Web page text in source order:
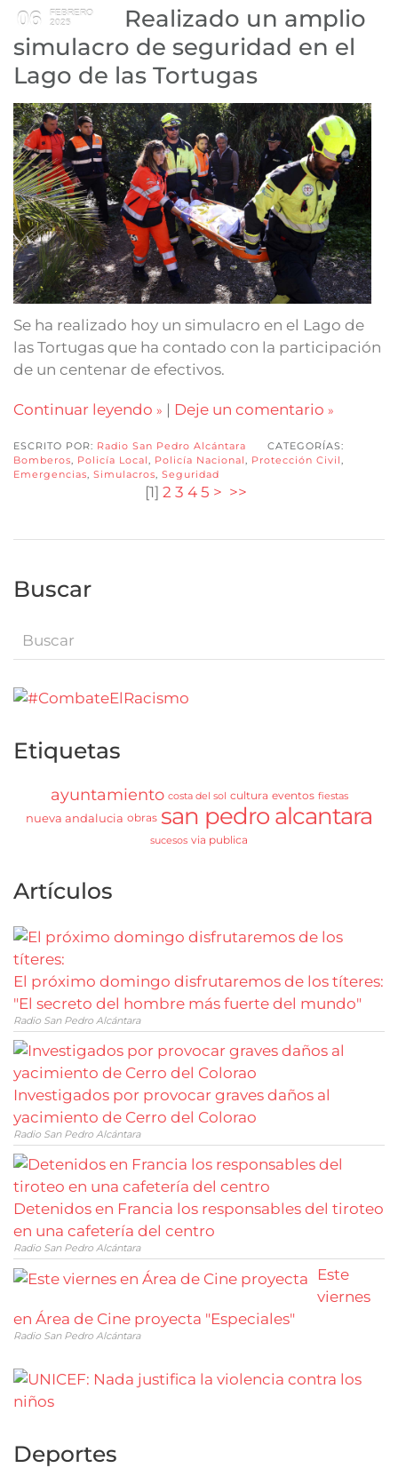
06
FEBRERO
2025
Realizado un amplio
simulacro de seguridad en el
Lago de las Tortugas
Se ha realizado hoy un simulacro en el Lago de
las Tortugas que ha contado con la participación
de un centenar de efectivos.
Continuar leyendo | Deje un comentario
ESCRITO POR: Radio San Pedro Alcántara
CATEGORÍAS:
Bomberos, Policía Local, Policía Nacional, Protección Civil,
Emergencias, Simulacros, Seguridad
[1] 2 3 4 5 > >>
Buscar
Etiquetas
ayuntamiento costa del sol cultura eventos fiestas
nueva andalucia obras san pedro alcantara
sucesos via publica
Artículos
El próximo domingo disfrutaremos de los títeres:
"El secreto del hombre más fuerte del mundo"
Radio San Pedro Alcántara
Investigados por provocar graves daños al
yacimiento de Cerro del Colorao
Radio San Pedro Alcántara
Detenidos en Francia los responsables del tiroteo
en una cafetería del centro
Radio San Pedro Alcántara
Este
viernes
en Área de Cine proyecta "Especiales"
Radio San Pedro Alcántara
Deportes